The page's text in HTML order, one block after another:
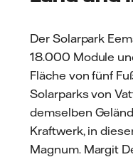
Der Solarpark
18.000 Module
Fläche von fünf
Solarparks von
demselben
Kraftwerk, in
Magnum. Margit